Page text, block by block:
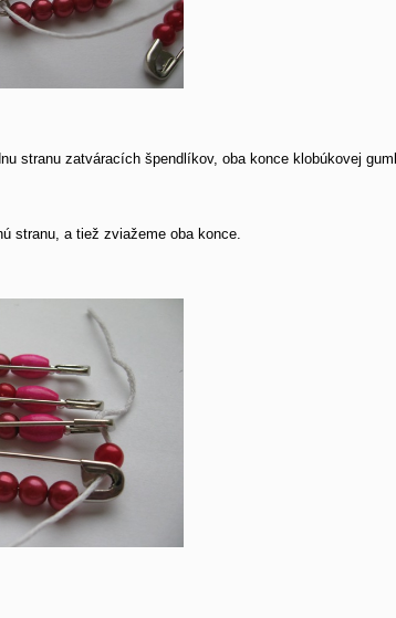
stranu zatváracích špendlíkov, oba konce klobúkovej
stranu, a tiež zviažeme oba konce.